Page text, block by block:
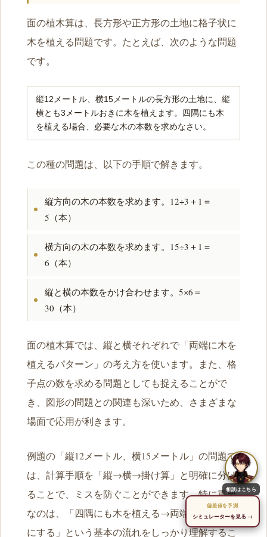
面の植木算は、長方形や正方形の土地に格子状に
木を植える問題です。たとえば、次のような問題
です。
縦12メートル、横15メートルの長方形の土地に、縦
横とも3メートルおきに木を植えます。四隅にも木
を植える場合、必要な木の本数を求めなさい。
この種の問題は、以下の手順で解きます。
縦方向の木の本数を求めます。12÷3＋1＝
5（本）
横方向の木の本数を求めます。15÷3＋1＝
6（本）
縦と横の本数をかけ合わせます。5×6＝
30（本）
面の植木算では、縦と横それぞれで「両端に木を
植えるパターン」の考え方を使います。また、格
子点の数を求める問題としても捉えることがで
き、図形の問題との関連も深いため、さまざまな
場面で応用が利きます。
例題の「縦12メートル、横15メートル」の問題で
は、計算手順を「縦→横→掛け算」と明確に分け
ることで、ミスを防ぐことができます。特に重要
なのは、「四隅にも木を植える→両端を含む→+ 1
にする」という基本の流れをしっかり理解するこ
相談はこちら
偏差値を予測
シミュレーターを見る →